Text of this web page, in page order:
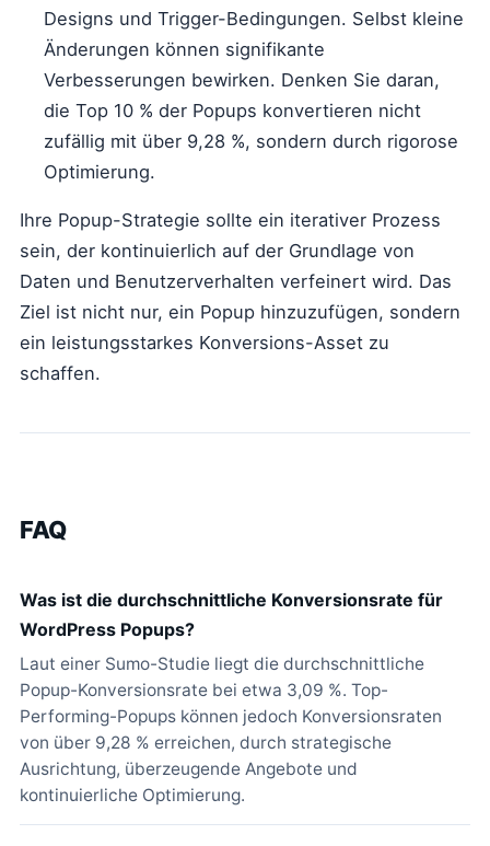
Designs und Trigger-Bedingungen. Selbst kleine
Änderungen können signifikante
Verbesserungen bewirken. Denken Sie daran,
die Top 10 % der Popups konvertieren nicht
zufällig mit über 9,28 %, sondern durch rigorose
Optimierung.
Ihre Popup-Strategie sollte ein iterativer Prozess
sein, der kontinuierlich auf der Grundlage von
Daten und Benutzerverhalten verfeinert wird. Das
Ziel ist nicht nur, ein Popup hinzuzufügen, sondern
ein leistungsstarkes Konversions-Asset zu
schaffen.
FAQ
Was ist die durchschnittliche Konversionsrate für
WordPress Popups?
Laut einer Sumo-Studie liegt die durchschnittliche
Popup-Konversionsrate bei etwa 3,09 %. Top-
Performing-Popups können jedoch Konversionsraten
von über 9,28 % erreichen, durch strategische
Ausrichtung, überzeugende Angebote und
kontinuierliche Optimierung.